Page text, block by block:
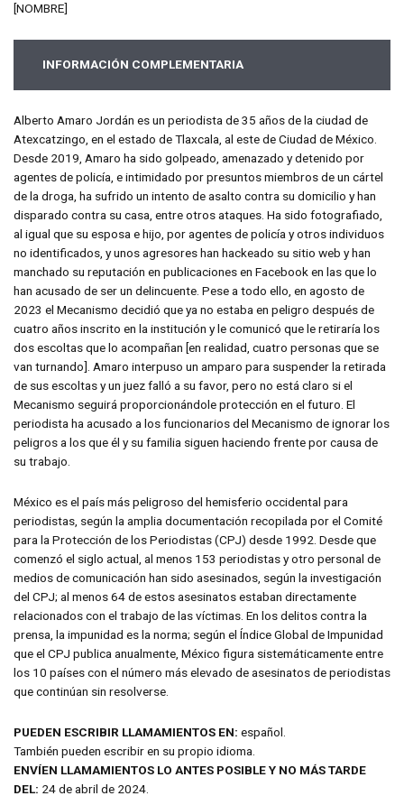
[NOMBRE]
INFORMACIÓN COMPLEMENTARIA
Alberto Amaro Jordán es un periodista de 35 años de la ciudad de
Atexcatzingo, en el estado de Tlaxcala, al este de Ciudad de México.
Desde 2019, Amaro ha sido golpeado, amenazado y detenido por
agentes de policía, e intimidado por presuntos miembros de un cártel
de la droga, ha sufrido un intento de asalto contra su domicilio y han
disparado contra su casa, entre otros ataques. Ha sido fotografiado,
al igual que su esposa e hijo, por agentes de policía y otros individuos
no identificados, y unos agresores han hackeado su sitio web y han
manchado su reputación en publicaciones en Facebook en las que lo
han acusado de ser un delincuente. Pese a todo ello, en agosto de
2023 el Mecanismo decidió que ya no estaba en peligro después de
cuatro años inscrito en la institución y le comunicó que le retiraría los
dos escoltas que lo acompañan [en realidad, cuatro personas que se
van turnando]. Amaro interpuso un amparo para suspender la retirada
de sus escoltas y un juez falló a su favor, pero no está claro si el
Mecanismo seguirá proporcionándole protección en el futuro. El
periodista ha acusado a los funcionarios del Mecanismo de ignorar los
peligros a los que él y su familia siguen haciendo frente por causa de
su trabajo.
México es el país más peligroso del hemisferio occidental para
periodistas, según la amplia documentación recopilada por el Comité
para la Protección de los Periodistas (CPJ) desde 1992. Desde que
comenzó el siglo actual, al menos 153 periodistas y otro personal de
medios de comunicación han sido asesinados, según la investigación
del CPJ; al menos 64 de estos asesinatos estaban directamente
relacionados con el trabajo de las víctimas. En los delitos contra la
prensa, la impunidad es la norma; según el Índice Global de Impunidad
que el CPJ publica anualmente, México figura sistemáticamente entre
los 10 países con el número más elevado de asesinatos de periodistas
que continúan sin resolverse.
PUEDEN ESCRIBIR LLAMAMIENTOS EN: español.
También pueden escribir en su propio idioma.
ENVÍEN LLAMAMIENTOS LO ANTES POSIBLE Y NO MÁS TARDE
DEL: 24 de abril de 2024.